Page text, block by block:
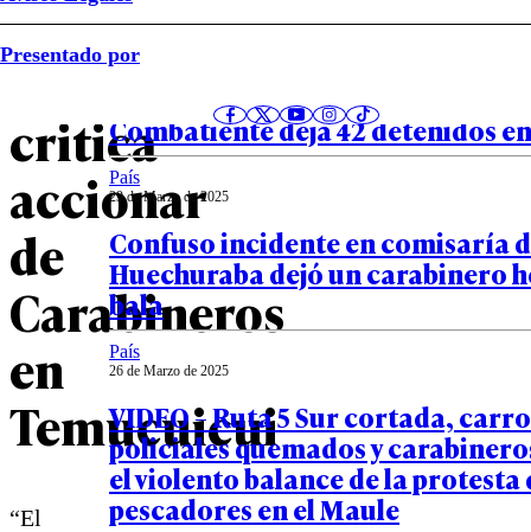
Presentado por
de
Temuco
critica
accionar
de
Carabineros
en
Temucuicui
“El
30 de Marzo de 2025
Conmemoración del Día del
Combatiente deja 42 detenidos
País
29 de Marzo de 2025
Confuso incidente en comisaría
Huechuraba dejó un carabinero
bala
País
26 de Marzo de 2025
VIDEO – Ruta 5 Sur cortada,
policiales quemados y
el violento balance de la protesta
pescadores en el Maule